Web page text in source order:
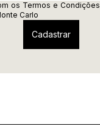
os Termos e Condições
Carlo